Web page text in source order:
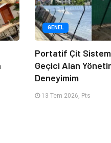
GENEL
Portatif Çit
Geçici Alan
Deneyimim
13 Tem 2026, Pts